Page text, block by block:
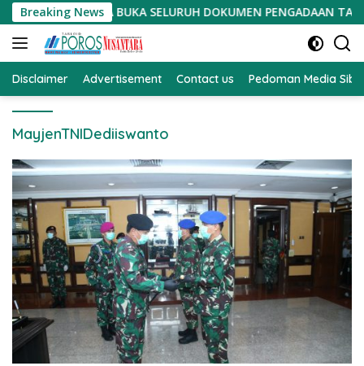
Langsung
ke
konten
Breaking News
BUKA SELURUH DOKUMEN PENGADAAN TANAH PSN
Disclaimer Advertisement Contact us Pedoman Media
MayjenTNIDediiswanto